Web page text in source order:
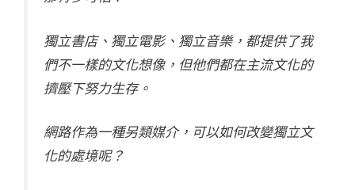
獨立書店、獨立電影、獨立音樂，都提供了我
們不一樣的文化想像，但他們都在主流文化的
擠壓下努力生存。
網路作為一種另類媒介，可以如何改變獨立文
化的處境呢？